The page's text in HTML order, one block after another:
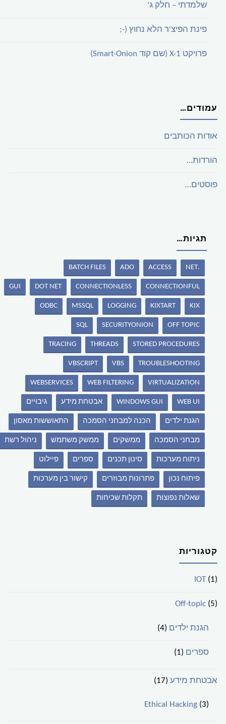
שלמדתי – חלק ג'
פינת הפיצ'ר הלא נחוץ (-;
פרויקט X-1 (שם קוד Smart-Onion)
עמודים…
אודות הכותבים
הורדות…
פוסטים…
תגיות…
.NET
ACCESS
ADO
BATCH FILES
CONNECTIONFUL
CONNECTIONLESS
DOT NET
GUI
KIX
KIXTART
LOGGING
MSSQL
ODBC
OFF TOPIC
SECURITYONION
SQL
STORED PROCEDURES
THREADS
TRACING
TROUBLESHOOTING
VBS
VBSCRIPT
VIRTUALIZATION
WEB FILTERING
WEBSERVICES
WEB UI
WINDOWS GUI אבטחת מידע גיבויים
הגנת ילדים הכנה למבחני הסמכה התאוששות מאסון
מבחני הסמכה ממשקים ממשק משתמש ניהול רשת
ניתוח מערכות סינון תכנים ספרים פיילוט
פיתוח נכון פתרונות מבוזרים קישור בין מערכות
שאלות נפוצות תקלות שכיחות
קטגוריות
IOT(1)
Off-topic(5)
הגנת ילדים (4)
ספרים (1)
אבטחת מידע (17)
Ethical Hacking(3)